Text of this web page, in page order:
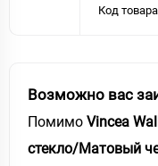
Код
Возможно вас
Помимо Vincea
стекло/Матовый